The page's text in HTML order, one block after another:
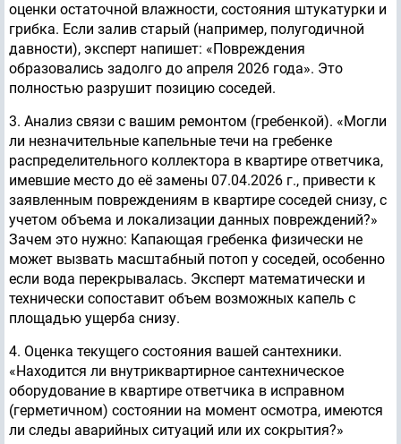
оценки остаточной влажности, состояния штукатурки и
грибка. Если залив старый (например, полугодичной
давности), эксперт напишет: «Повреждения
образовались задолго до апреля 2026 года». Это
полностью разрушит позицию соседей.
3. Анализ связи с вашим ремонтом (гребенкой). «Могли
ли незначительные капельные течи на гребенке
распределительного коллектора в квартире ответчика,
имевшие место до её замены 07.04.2026 г., привести к
заявленным повреждениям в квартире соседей снизу, с
учетом объема и локализации данных повреждений?»
Зачем это нужно: Капающая гребенка физически не
может вызвать масштабный потоп у соседей, особенно
если вода перекрывалась. Эксперт математически и
технически сопоставит объем возможных капель с
площадью ущерба снизу.
4. Оценка текущего состояния вашей сантехники.
«Находится ли внутриквартирное сантехническое
оборудование в квартире ответчика в исправном
(герметичном) состоянии на момент осмотра, имеются
ли следы аварийных ситуаций или их сокрытия?»